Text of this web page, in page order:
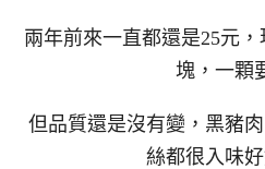
兩年前來一直都還是25元
塊，一顆
但品質還是沒有變，黑豬
絲都很入味